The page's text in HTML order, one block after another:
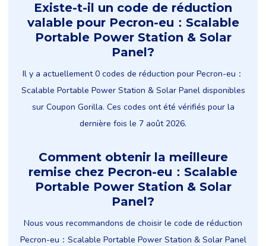
Existe-t-il un code de réduction
valable pour Pecron-eu：Scalable
Portable Power Station & Solar
Panel?
Il y a actuellement 0 codes de réduction pour Pecron-eu：
Scalable Portable Power Station & Solar Panel disponibles
sur Coupon Gorilla. Ces codes ont été vérifiés pour la
dernière fois le 7 août 2026.
Comment obtenir la meilleure
remise chez Pecron-eu：Scalable
Portable Power Station & Solar
Panel?
Nous vous recommandons de choisir le code de réduction
Pecron-eu：Scalable Portable Power Station & Solar Panel